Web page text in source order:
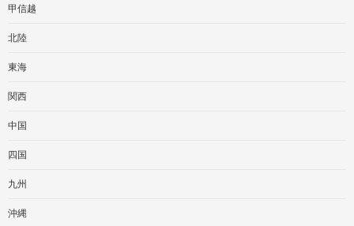
甲信越
北陸
東海
関西
中国
四国
九州
沖縄